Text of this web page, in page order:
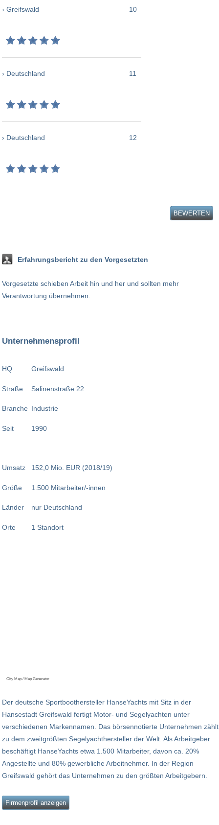
› Greifswald 10
› Deutschland 11
› Deutschland 12
BEWERTEN
Erfahrungsbericht zu den Vorgesetzten
Vorgesetzte schieben Arbeit hin und her und sollten mehr
Verantwortung übernehmen.
Unternehmensprofil
HQ
Straße
Branche
Seit
Umsatz
Größe
Länder
Orte
Greifswald
Salinenstraße 22
Industrie
1990
152,0 Mio. EUR (2018/19)
1.500 Mitarbeiter/-innen
nur Deutschland
1 Standort
City Map / Map Generator
Der deutsche Sportboothersteller HanseYachts mit Sitz in der
Hansestadt Greifswald fertigt Motor- und Segelyachten unter
verschiedenen Markennamen. Das börsennotierte Unternehmen zählt
zu dem zweitgrößten Segelyachthersteller der Welt. Als Arbeitgeber
beschäftigt HanseYachts etwa 1.500 Mitarbeiter, davon ca. 20%
Angestellte und 80% gewerbliche Arbeitnehmer. In der Region
Greifswald gehört das Unternehmen zu den größten Arbeitgebern.
Firmenprofil anzeigen